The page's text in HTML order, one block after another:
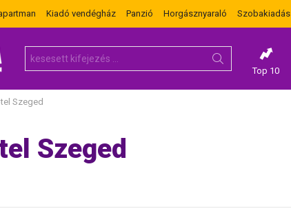
Kiadó vendégház Panzió Horgásznyaraló Szobakiadás
for:
Top 10
Szeged
Szeged